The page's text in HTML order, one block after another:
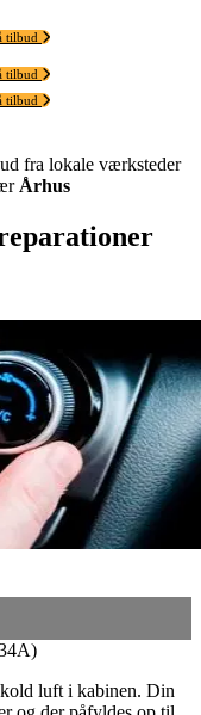
tilbud
tilbud
tilbud
fra lokale værksteder
Århus
luft i kabinen. Din